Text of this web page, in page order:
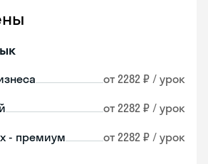
от 2282 ₽ / урок
от 2282 ₽ / урок
- премиум от 2282 ₽ / урок